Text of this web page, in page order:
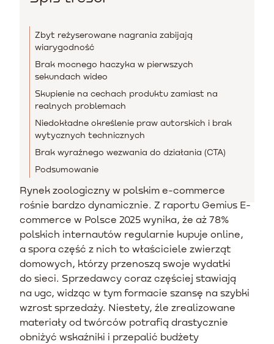
Zbyt reżyserowane nagrania zabijają
wiarygodność
Brak mocnego haczyka w pierwszych
sekundach wideo
Skupienie na cechach produktu zamiast na
realnych problemach
Niedokładne określenie praw autorskich i brak
wytycznych technicznych
Brak wyraźnego wezwania do działania (CTA)
Podsumowanie
Rynek zoologiczny w polskim e-commerce
rośnie bardzo dynamicznie. Z raportu Gemius E-
commerce w Polsce 2025 wynika, że aż 78%
polskich internautów regularnie kupuje online,
a spora część z nich to właściciele zwierząt
domowych, którzy przenoszą swoje wydatki
do sieci. Sprzedawcy coraz częściej stawiają
na ugc, widząc w tym formacie szansę na szybki
wzrost sprzedaży. Niestety, źle zrealizowane
materiały od twórców potrafią drastycznie
obniżyć wskaźniki i przepalić budżety